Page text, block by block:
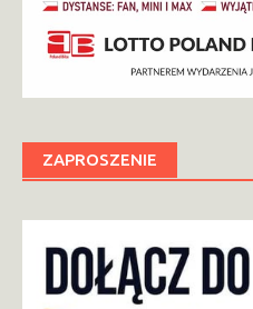
ZAPROSZENIE